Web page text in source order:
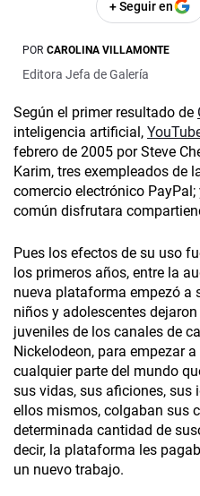
+ Seguir en
POR CAROLINA VILLAMONTE
Editora Jefa de Galería
Según el primer resultado de
inteligencia artificial,
febrero de 2005 por Steve­
Karim­, tres exempleados de
comercio electrónico
común disfrutara
Pues los efectos de su uso
los primeros años, entre la
nueva plataforma empezó a
niños y adolescentes
juveniles de los canales de
Nickelodeon, para empezar
cualquier parte del mundo
sus vidas, sus aficiones, sus
ellos mismos, colgaban sus
determinada cantidad de
decir, la plataforma les
un nuevo trabajo.